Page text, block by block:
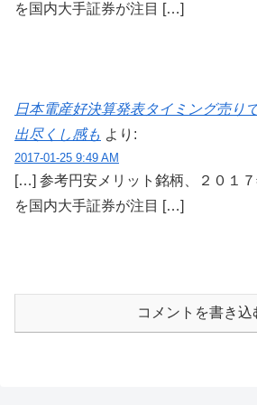
を国内大手証券が注目 […]
日本電産好決算発表タイミング売り
出尽くし感も より:
2017-01-25 9:49 AM
[…] 参考円安メリット銘柄、２０１
を国内大手証券が注目 […]
コメントを書き込